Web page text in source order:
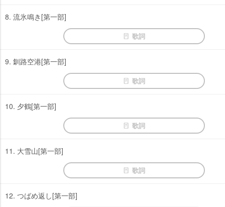
8. 流氷鳴き[第一部]
歌詞
9. 釧路空港[第一部]
歌詞
10. 夕鶴[第一部]
歌詞
11. 大雪山[第一部]
歌詞
12. つばめ返し[第一部]